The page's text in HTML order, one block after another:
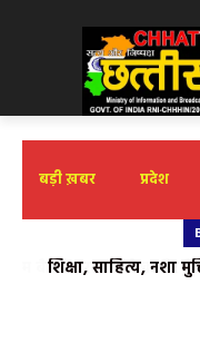
बड़ी ख़बर प्रदेश
शिक्षा, साहित्य, नशा